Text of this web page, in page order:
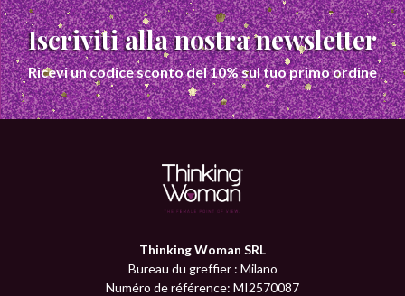
Iscriviti alla nostra newsletter
Ricevi un codice sconto del 10% sul tuo primo ordine
Thinking Woman SRL
Bureau du greffier : Milano
Numéro de référence: MI2570087